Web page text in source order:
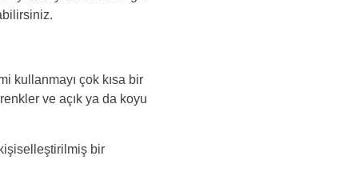
kullanmayı çok kısa bir
ve açık ya da koyu
bir